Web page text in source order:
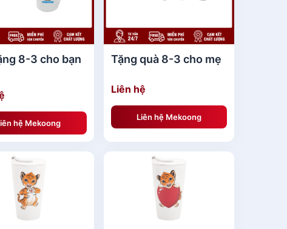
8-3 cho bạn
hệ Mekoong
Tặng quà 8-3 cho mẹ
Liên hệ
Liên hệ Mekoong